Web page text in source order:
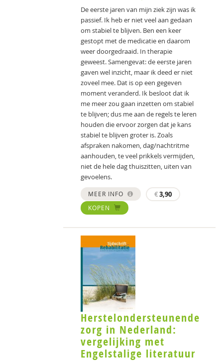
De eerste jaren van mijn ziek zijn was ik
passief. Ik heb er niet veel aan gedaan
om stabiel te blijven. Ben een keer
gestopt met de medicatie en daarom
weer doorgedraaid. In therapie
geweest. Samengevat: de eerste jaren
gaven wel inzicht, maar ik deed er niet
zoveel mee. Dat is op een gegeven
moment veranderd. Ik besloot dat ik
me meer zou gaan inzetten om stabiel
te blijven; dus me aan de regels te leren
houden die ervoor zorgen dat je kans
stabiel te blijven groter is. Zoals
afspraken nakomen, dag/nachtritme
aanhouden, te veel prikkels vermijden,
niet de hele dag thuiszitten, uiten van
gevoelens.
MEER INFO €3,90
KOPEN
Herstelondersteunende
zorg in Nederland:
vergelijking met
Engelstalige literatuur